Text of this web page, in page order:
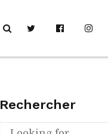
Rechercher